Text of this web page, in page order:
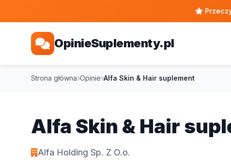
OpinieSuplementy.pl
Strona główna Opinie Alfa Skin & Hair suplement
Alfa Skin & Hair
Alfa Holding Sp. Z O.o.